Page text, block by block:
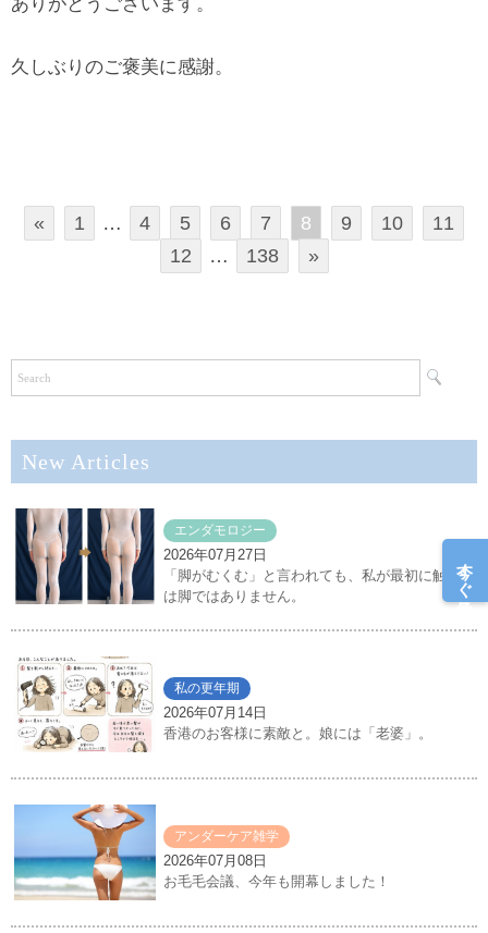
ありがとうございます。
久しぶりのご褒美に感謝。
« 1 … 4 5 6 7 8 9 10
11
12
… 138 »
New Articles
エンダモロジー
2026年07月27日
「脚がむくむ」と言われても、私が最初に触るの
は脚ではありません。
私の更年期
2026年07月14日
香港のお客様に素敵と。娘には「老婆」。
アンダーケア雑学
2026年07月08日
お毛毛会議、今年も開幕しました！
今すぐ予約